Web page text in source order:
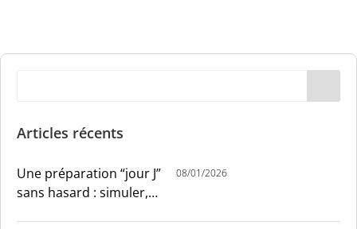
Articles récents
Une préparation “jour J”
sans hasard : simuler,
08/01/2026